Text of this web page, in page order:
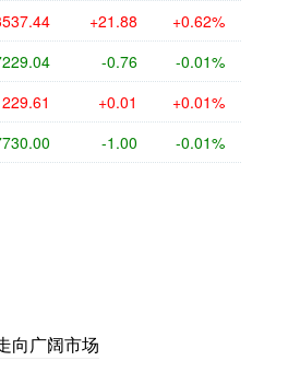
+21.88 +0.62%
-0.76 -0.01%
229.61 +0.01 +0.01%
-1.00 -0.01%
向广阔市场